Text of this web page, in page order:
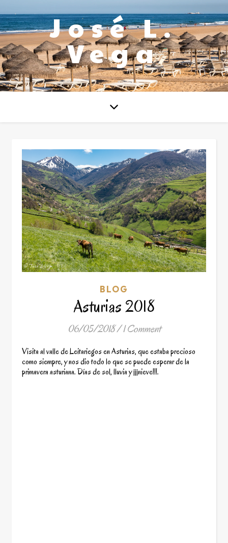
José L.
Vega
BLOG
Asturias 2018
06/05/2018/1 Comment
Visita al valle de Leitariegos en Asturias, que estaba precioso
como siempre, y nos dio todo lo que se puede esperar de la
primavera asturiana. Días de sol, lluvia y ¡¡¡nieve!!!.